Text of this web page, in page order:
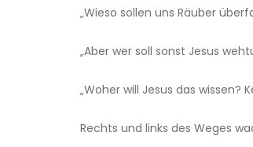
„Wieso sollen uns Räuber
„Aber wer soll sonst Jesus
„Woher will Jesus das wissen?
Rechts und links des Weges